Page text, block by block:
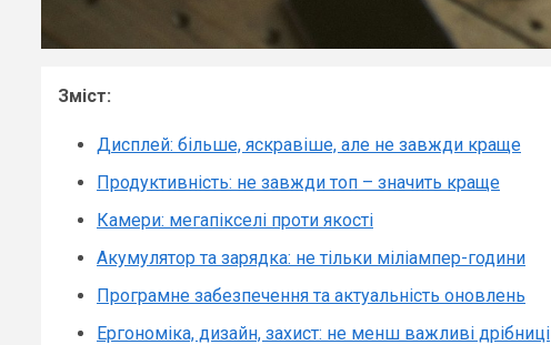
Зміст:
Дисплей: більше, яскравіше, але не завжди краще
Продуктивність: не завжди топ – значить краще
Камери: мегапікселі проти якості
Акумулятор та зарядка: не тільки міліампер-години
Програмне забезпечення та актуальність оновлень
Ергономіка, дизайн, захист: не менш важливі дрібниці